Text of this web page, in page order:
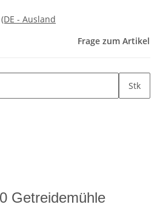
(DE - Ausland
Frage zum Artikel
Stk
Getreidemühle